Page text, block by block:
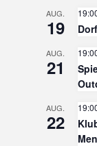
AUG.
19
AUG.
21
AUG.
22